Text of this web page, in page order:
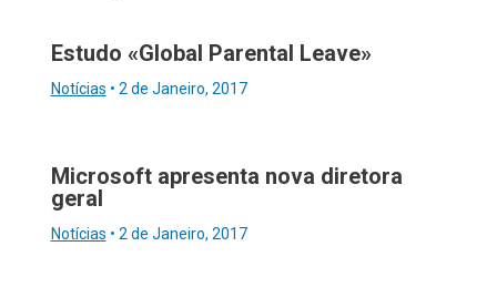
Estudo «Global Parental Leave»
Notícias • 2 de Janeiro, 2017
Microsoft apresenta nova diretora
geral
Notícias • 2 de Janeiro, 2017